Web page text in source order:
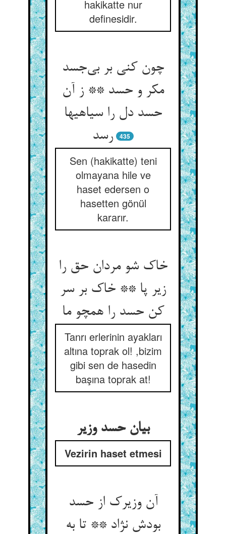
hakikatte nur
definesidir.
چون کنی بر بی‌‌جسد
مکر و حسد ** ز آن
حسد دل را سیاهیها
رسد
435
Sen (hakikatte) teni
olmayana hile ve
haset edersen o
hasetten gönül
kararır.
خاک شو مردان حق را
زیر پا ** خاک بر سر
کن حسد را همچو ما
Tanrı erlerinin ayakları
altına toprak ol! ,bizim
gibi sen de hasedin
başına toprak at!
بیان حسد وزیر
Vezirin haset etmesi
آن وزیرک از حسد
بودش نژاد ** تا به